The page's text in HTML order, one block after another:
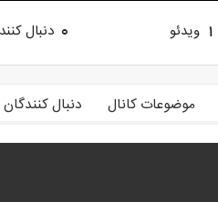
1 ویدئو 0 دنبال
موضوعات کانال دنبال کنندگان